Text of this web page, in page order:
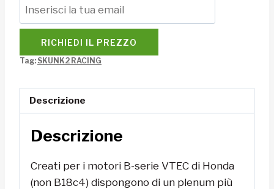
RICHIEDI IL PREZZO
Tag: SKUNK2 RACING
Descrizione
Descrizione
Creati per i motori B-serie VTEC di Honda
(non B18c4) dispongono di un plenum più